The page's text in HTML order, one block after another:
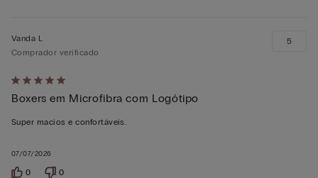
Atribuiu
5
em
07/07/2026
Vanda L
Comprador verificado
Boxers em Microfibra com Logótipo
Super macios e confortáveis.
5
0 0